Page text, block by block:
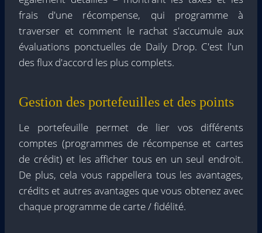
frais d'une récompense, qui programme à
traverser et comment le rachat s'accumule aux
évaluations ponctuelles de Daily Drop. C'est l'un
des flux d'accord les plus complets.
Gestion des portefeuilles et des points
Le portefeuille permet de lier vos différents
comptes (programmes de récompense et cartes
de crédit) et les afficher tous en un seul endroit.
De plus, cela vous rappellera tous les avantages,
crédits et autres avantages que vous obtenez avec
chaque programme de carte / fidélité.